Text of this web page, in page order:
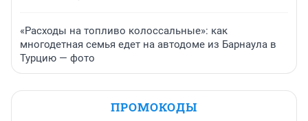
«Расходы на топливо колоссальные»: как
многодетная семья едет на автодоме из Барнаула в
Турцию — фото
ПРОМОКОДЫ